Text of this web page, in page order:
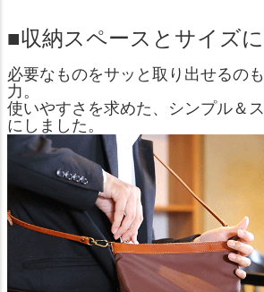
■収納スペースとサイズ
必要なものをサッと取り出せるの
力。
使いやすさを求めた、シンプル＆
にしました。